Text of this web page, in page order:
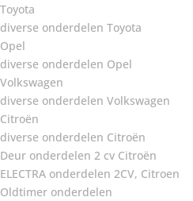
Toyota
diverse onderdelen Toyota
Opel
diverse onderdelen Opel
Volkswagen
diverse onderdelen Volkswagen
Citroën
diverse onderdelen Citroën
Deur onderdelen 2 cv Citroën
ELECTRA onderdelen 2CV, Citroen
Oldtimer onderdelen